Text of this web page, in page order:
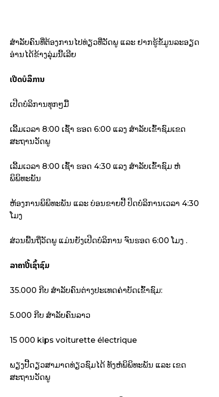
ສຳລັບຄົນທີ່ຕ້ອງການໄປທ່ຽວທີ່ວັດພູ ແລະ ຢາກຮູ້ຂໍ້ມູນລະອຽດ
ອ່ານໄດ້ຂ້າງລຸ່ມນີ້ເລີຍ
ເປີດບໍລິການ
ເປີດບໍລິການທຸກໆມື້
ເລີ້ມເວລາ 8:00 ເຊົ້າ ຮອດ 6:00 ແລງ ສຳລັບເຂົ້າຊົມເຂດ
ສະຖານວັດພູ
ເລີ້ມເວລາ 8:00 ເຊົ້າ ຮອດ 4:30 ແລງ ສຳລັບເຂົ້າຊົມ ຫໍ
ພິພິທະພັນ
ຫ້ອງການພິພິທະພັນ ແລະ ບ່ອນຂາຍປີ້ ປິດບໍລິການເວລາ 4:30
ໂມງ
ສ່ວນພື້ນຖີ່ວັດພູ ແມ່ນຍັງເປີດບໍລິການ ຈົນຮອດ 6:00 ໂມງ .
ລາຄາປີ້ເຊົ້າຊົມ
35.000 ກີບ ສຳລັບຄົນຕ່າງປະເທດຄ່າບັດເຂົ້າຊົມ:
5.000 ກີບ ສຳລັບຄົນລາວ
15 000 kips voiturette électrique
ພຽງປີ້ດຽວສາມາດທ່ຽວຊົມໄດ້ ທັງຫໍພິພິທະພັນ ແລະ ເຂດ
ສະຖານວັດພູ